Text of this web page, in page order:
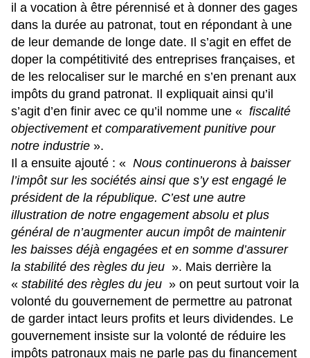
il a vocation à être pérennisé et à donner des gages
dans la durée au patronat, tout en répondant à une
de leur demande de longe date. Il s’agit en effet de
doper la compétitivité des entreprises françaises, et
de les relocaliser sur le marché en s’en prenant aux
impôts du grand patronat. Il expliquait ainsi qu’il
s’agit d’en finir avec ce qu’il nomme une « fiscalité
objectivement et comparativement punitive pour
notre industrie ».
Il a ensuite ajouté : « Nous continuerons à baisser
l’impôt sur les sociétés ainsi que s’y est engagé le
président de la république. C’est une autre
illustration de notre engagement absolu et plus
général de n’augmenter aucun impôt de maintenir
les baisses déjà engagées et en somme d’assurer
la stabilité des règles du jeu ». Mais derrière la
« stabilité des règles du jeu » on peut surtout voir la
volonté du gouvernement de permettre au patronat
de garder intact leurs profits et leurs dividendes. Le
gouvernement insiste sur la volonté de réduire les
impôts patronaux mais ne parle pas du financement